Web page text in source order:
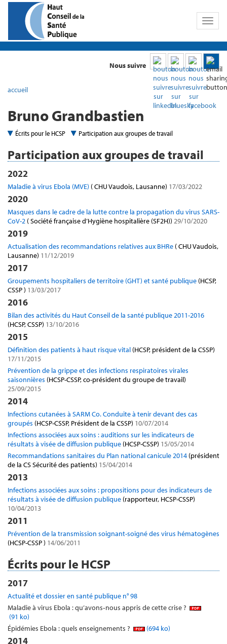
Toggle
Nous suivre
accueil
Bruno Grandbastien
Écrits pour le HCSP Participation aux groupes de travail
Participation aux groupes de travail
2022
Maladie à virus Ebola (MVE) ( CHU Vaudois, Lausanne) 17/03/2022
2020
Masques dans le cadre de la lutte contre la propagation du virus SARS-
CoV-2 ( Société française d’Hygiène hospitalière (SF2H)) 29/10/2020
2019
Actualisation des recommandations relatives aux BHRe ( CHU Vaudois,
Lausanne) 11/12/2019
2017
Groupements hospitaliers de territoire (GHT) et santé publique (HCSP,
CSSP ) 13/03/2017
2016
Bilan des activités du Haut Conseil de la santé publique 2011-2016
(HCSP, CSSP) 13/10/2016
2015
Définition des patients à haut risque vital (HCSP, président de la CSSP)
17/11/2015
Prévention de la grippe et des infections respiratoires virales
saisonnières (HCSP-CSSP, co-président du groupe de travail)
25/09/2015
2014
Infections cutanées à SARM Co. Conduite à tenir devant des cas
groupés (HCSP-CSSP, Président de la CSSP) 10/07/2014
Infections associées aux soins : auditions sur les indicateurs de
résultats à visée de diffusion publique (HCSP-CSSP) 15/05/2014
Recommandations sanitaires du Plan national canicule 2014 (président
de la CS Sécurité des patients) 15/04/2014
2013
Infections associées aux soins : propositions pour des indicateurs de
résultats à visée de diffusion publique (rapporteur, HCSP-CSSP)
10/04/2013
2011
Prévention de la transmission soignant-soigné des virus hématogènes
(HCSP-CSSP ) 14/06/2011
Écrits pour le HCSP
2017
Actualité et dossier en santé publique n° 98
Maladie à virus Ebola : qu’avons‑nous appris de cette crise ?
(91 ko)
Épidémies Ebola : quels enseignements ?
(694 ko)
2014